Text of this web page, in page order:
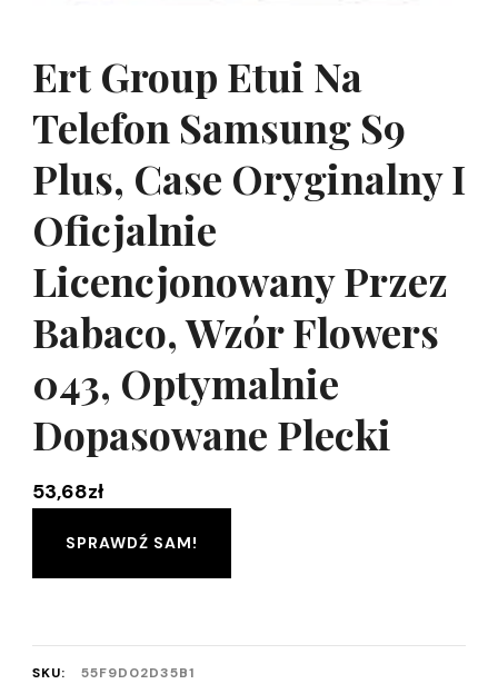
Ert Group Etui Na
Telefon Samsung S9
Plus, Case Oryginalny I
Oficjalnie
Licencjonowany Przez
Babaco, Wzór Flowers
043, Optymalnie
Dopasowane Plecki
53,68zł
SPRAWDŹ SAM!
SKU:
55F9D02D35B1